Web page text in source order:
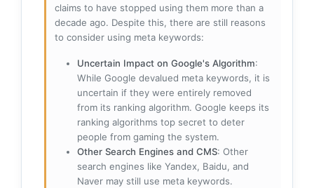
claims to have stopped using them more than a
decade ago. Despite this, there are still reasons
to consider using meta keywords:
Uncertain Impact on Google's Algorithm:
While Google devalued meta keywords, it is
uncertain if they were entirely removed
from its ranking algorithm. Google keeps its
ranking algorithms top secret to deter
people from gaming the system.
Other Search Engines and CMS: Other
search engines like Yandex, Baidu, and
Naver may still use meta keywords.